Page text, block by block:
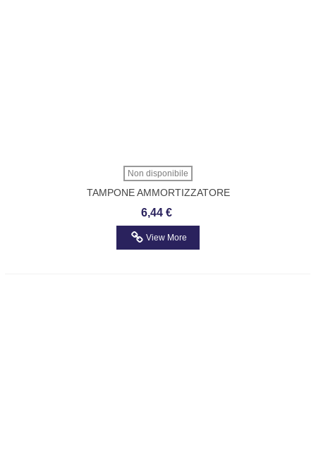
Non disponibile
TAMPONE AMMORTIZZATORE
ANTERIORE
Impergom 390263
6,44 €
View More